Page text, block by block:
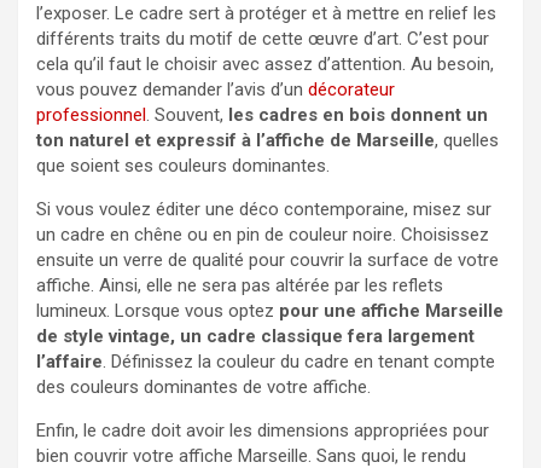
l’exposer. Le cadre sert à protéger et à mettre en relief les
différents traits du motif de cette œuvre d’art. C’est pour
cela qu’il faut le choisir avec assez d’attention. Au besoin,
vous pouvez demander l’avis d’un décorateur
professionnel. Souvent, les cadres en bois donnent un
ton naturel et expressif à l’affiche de Marseille, quelles
que soient ses couleurs dominantes.
Si vous voulez éditer une déco contemporaine, misez sur
un cadre en chêne ou en pin de couleur noire. Choisissez
ensuite un verre de qualité pour couvrir la surface de votre
affiche. Ainsi, elle ne sera pas altérée par les reflets
lumineux. Lorsque vous optez pour une affiche Marseille
de style vintage, un cadre classique fera largement
l’affaire. Définissez la couleur du cadre en tenant compte
des couleurs dominantes de votre affiche.
Enfin, le cadre doit avoir les dimensions appropriées pour
bien couvrir votre affiche Marseille. Sans quoi, le rendu